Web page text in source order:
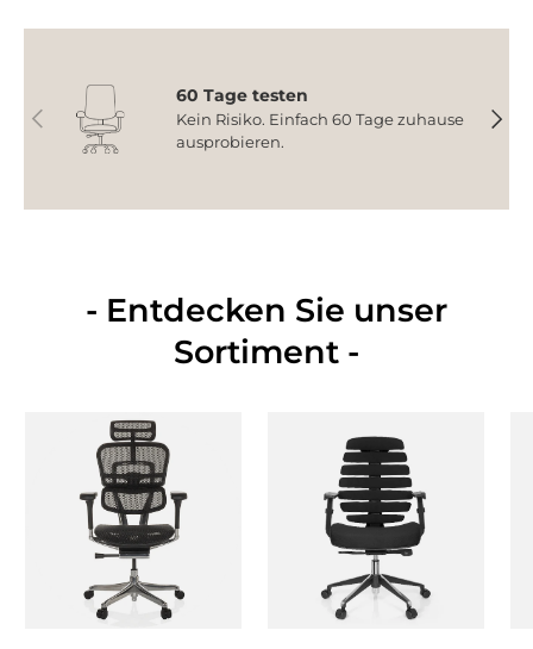
Vorherige
60 Tage testen
Kein Risiko. Einfach 60 Tage zuhause
ausprobieren.
- Entdecken Sie unser
Sortiment -